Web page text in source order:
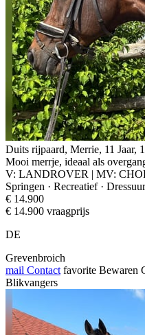
Duits rijpaard, Merrie, 11 Jaar,
Mooi merrje, ideaal als
V: LANDROVER | MV:
Springen · Recreatief · Dressuur
€ 14.900
€ 14.900 vraagprijs
DE
Grevenbroich
mail Contact favorite Bewaren
Blikvangers